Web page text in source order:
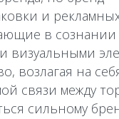
и
в
визуальными
возлагая на
связи между
сильному